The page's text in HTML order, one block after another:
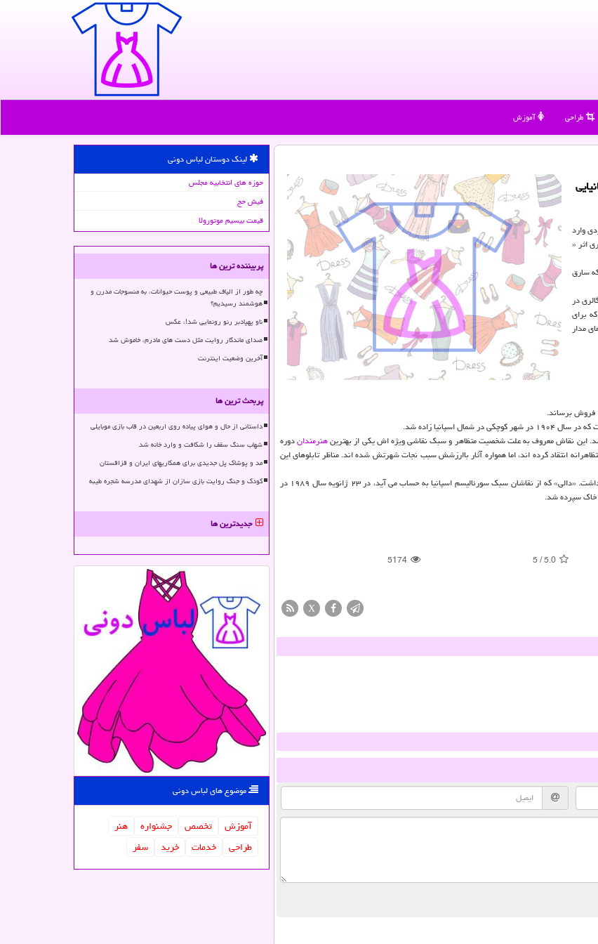
طراحی آموزش
وارد
شد و یك طراحی ۲۰ هزار دلاری اثر «
و اثری كه سارق
در
برای
مدار
فروش برساند.
در شمال اسپانیا زاده شد.
هنرمنداندوره
انتقاد كرده اند، اما همواره آثار باارزشش سبب نجات شهرتش شده اند. مناظر تابلوهای این
«سالوادور دالی» همینطور در عرصه عكاسی، مجسمه سازی و فیلم سازی هم فعالیت داشت. «دالی» كه از نقاشان سبك سورئالیسم اسپانیا به حساب می آید، در ۲۳ ژانویه سال ۱۹۸۹ در
خاك سپرده شد.
5.0
/
5
5174
X
لینک دوستان لباس دونی
حوزه های انتخابیه مجلس
فیش حج
قیمت بیسیم موتورولا
پربیننده ترین ها
چه طور از الیاف طبیعی و پوست حیوانات، به منسوجات مدرن و
هوشمند رسیدیم؟
ناو پهپادبر رنو رونمایی شد!، عکس
صدای ماندگار روایت مثل دست های مادرم، خاموش شد
آخرین وضعیت اینترنت
پربحث ترین ها
داستانی از حال و هوای پیاده روی اربعین در قاب بازی موبایلی
شهاب سنگ سقف را شکافت و وارد خانه شد
مد و پوشاک پل جدیدی برای همکاریهای ایران و قزاقستان
کودک و جنگ روایت بازی سازان از شهدای مدرسه شجره طیبه
جدیدترین ها
موضوع های لباس دونی
آموزش تخصص جشنواره
هنر
طراحی
خدمات خرید سفر